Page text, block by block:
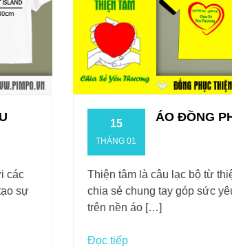
các
sự
15
THÁNG 01
ÁO ĐỒNG
Thiện tâm là câu lạc bộ từ
chia sẻ chung tay góp sức
trên nền áo […]
Đọc tiếp